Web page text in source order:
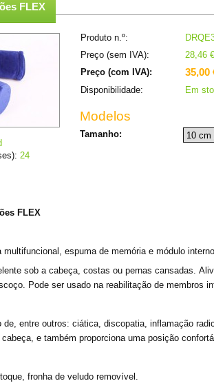
FLEX
Produto n.º:
Preço (sem IVA):
28,46 €
Preço (com IVA):
35,00
Disponibilidade: Em
Modelos
Tamanho:
24
FLEX
multifuncional, espuma de memória e módulo
sob a cabeça, costas ou pernas cansadas.
Pode ser usado na reabilitação de membros
de, entre outros: ciática, discopatia, inflamação
e também proporciona uma posição
fronha de veludo removível.